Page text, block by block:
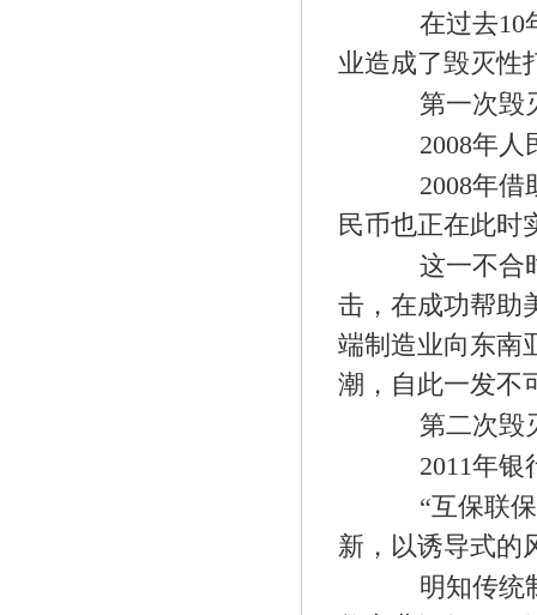
在过去10年
业造成了毁灭性
第一次毁
2008年人民
2008年借助
民币也正在此时
这一不合时
击，在成功帮助
端制造业向东南
潮，自此一发不
第二次毁
2011年银
“互保联保”
新，以诱导式的
明知传统制